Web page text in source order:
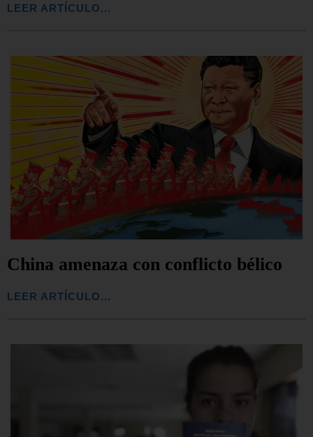
LEER ARTÍCULO...
China amenaza con conflicto bélico
LEER ARTÍCULO...